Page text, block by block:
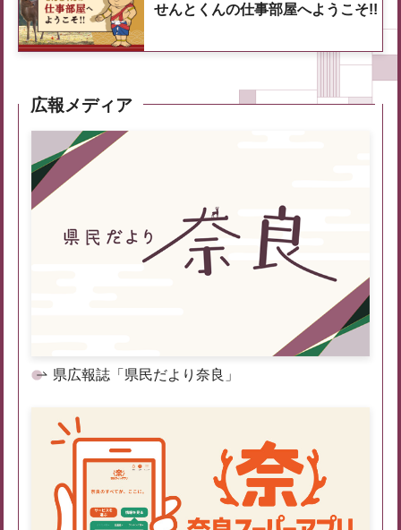
せんとくんの仕事部屋へようこそ!!
広報メディア
県広報誌「県民だより奈良」